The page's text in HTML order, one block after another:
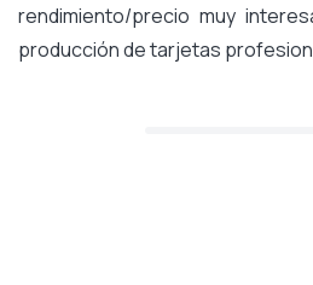
rendimiento/precio muy
producción de tarjetas